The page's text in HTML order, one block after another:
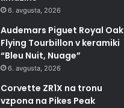
6. avgusta, 2026
Audemars Piguet Royal Oak
Flying Tourbillon v keramiki
“Bleu Nuit, Nuage”
6. avgusta, 2026
Corvette ZR1X na tronu
vzpona na Pikes Peak